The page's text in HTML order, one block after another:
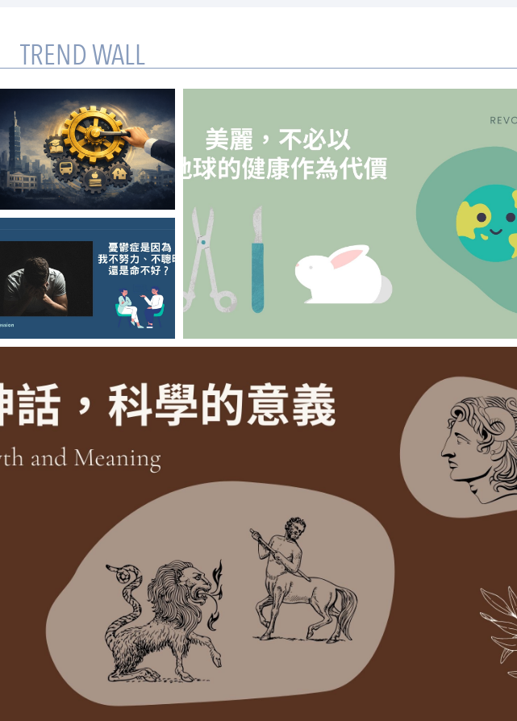
TREND WALL
【侯量軒】轉動
「霹靂力矩」的背
後：為什麼Privilege
在社群媒體引發熱
烈討論？
【陳姓煮夫】憂鬱
力、不聰明還是命
不好？
【Jack】美麗，不必以地球的健康作為代價